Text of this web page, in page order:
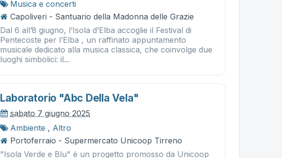
Musica e concerti
Capoliveri - Santuario della Madonna delle Grazie
Dal 6 all’8 giugno, l’Isola d’Elba accoglie il Festival di
Pentecoste per l’Elba , un raffinato appuntamento
musicale dedicato alla musica classica, che coinvolge due
luoghi simbolici: il...
Laboratorio "abc Della Vela"
sabato 7 giugno 2025
Ambiente , Altro
Portoferraio - Supermercato Unicoop Tirreno
"Isola Verde e Blu" è un progetto promosso da Unicoop